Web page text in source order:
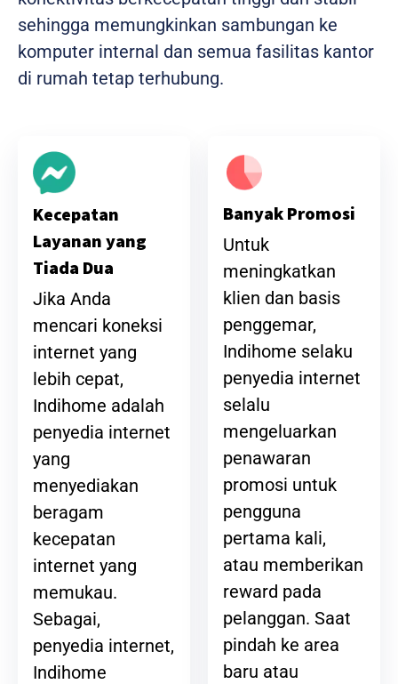
sehingga memungkinkan sambungan ke
komputer internal dan semua fasilitas kantor
di rumah tetap terhubung.
Kecepatan
Layanan yang
Tiada Dua
Jika Anda
mencari koneksi
internet yang
lebih cepat,
Indihome adalah
penyedia internet
yang
menyediakan
beragam
kecepatan
internet yang
memukau.
Sebagai,
penyedia internet,
Indihome
Banyak Promosi
Untuk
meningkatkan
klien dan basis
penggemar,
Indihome selaku
penyedia internet
selalu
mengeluarkan
penawaran
promosi untuk
pengguna
pertama kali,
atau memberikan
reward pada
pelanggan. Saat
pindah ke area
baru atau